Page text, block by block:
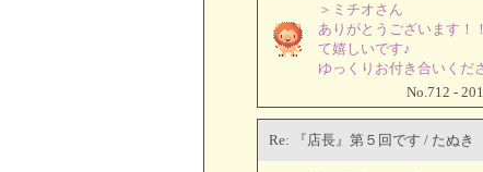
＞ミチオさん
ありがとうございます！
て嬉しいです♪
ゆっくりお付き合いくだ
No.712 -
Re: 『店長』第５回です / たぬき